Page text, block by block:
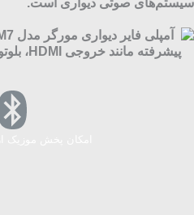
سیستم‌های صوتی دیواری است.